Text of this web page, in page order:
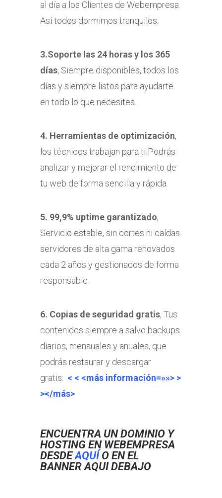
al día a los Clientes de Webempresa.
Así todos dormimos tranquilos.
3.Soporte las 24 horas y los 365
días, Siempre disponibles, todos los
días y siempre listos para ayudarte
en todo lo que necesites.
4. Herramientas de optimización,
los técnicos trabajan para ti Podrás
analizar y mejorar el rendimiento de
tu web de forma sencilla y rápida.
5. 99,9% uptime garantizado,
Servicio estable, sin cortes ni caídas
servidores de alta gama renovados
cada 2 años y gestionados de forma
responsable.
6. Copias de seguridad gratis, Tus
contenidos siempre a salvo backups
diarios, mensuales y anuales, que
podrás restaurar y descargar
gratis. < < <más información=»»> >
></más>
ENCUENTRA UN DOMINIO Y
HOSTING EN WEBEMPRESA
DESDEAQUÍ O EN EL
BANNER AQUI DEBAJO